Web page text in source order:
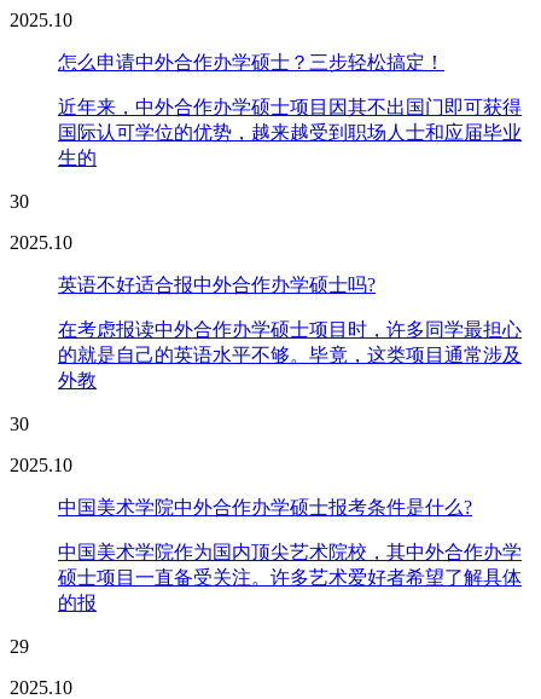
2025.10
怎么申请中外合作办学硕士？三步轻松搞定！
近年来，中外合作办学硕士项目因其不出国门即可获得
国际认可学位的优势，越来越受到职场人士和应届毕业
生的
30
2025.10
英语不好适合报中外合作办学硕士吗?
在考虑报读中外合作办学硕士项目时，许多同学最担心
的就是自己的英语水平不够。毕竟，这类项目通常涉及
外教
30
2025.10
中国美术学院中外合作办学硕士报考条件是什么?
中国美术学院作为国内顶尖艺术院校，其中外合作办学
硕士项目一直备受关注。许多艺术爱好者希望了解具体
的报
29
2025.10